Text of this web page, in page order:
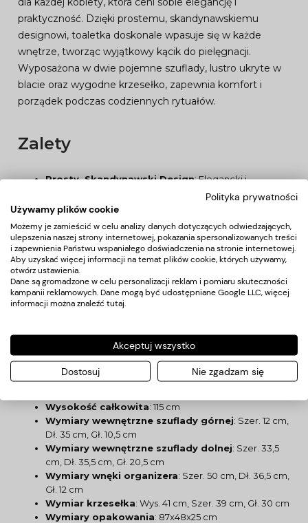
praktyczność. Dzięki prostemu, skandynawskiemu
designowi, toaletka doskonale wpasuje się w każde
wnętrze, tworząc wyjątkowy kącik do pielęgnacji.
Wyposażona w dwie pojemne szuflady, lustro ukryte w
blacie oraz wygodne krzesełko, zapewnia komfort i
porządek podczas codziennych rytuałów.
Zalety
Prosty, Skandynawski Design: Elegancki i
Funkcjonalność
Komfort: Duże lustro i wygodne krzesełko sprawiają,
że codzienna pielęgnacja jest prawdziwą
przyjemnością.
Parametry Techniczne
Szerokość blatu: 80,5 cm
Głębokość blatu: 40 cm
Wysokość blatu górnego: 75 cm
Wysokość blatu dolnego: 60 cm
Wysokość całkowita: 115 cm
Wymiary wewnętrzne szuflady górnej: Szer. 12 cm,
Dł. 35 cm, Gł. 10,5 cm
Wymiary wewnętrzne szuflady dolnej: Szer. 33,5
cm, Dł. 35,5 cm, Gł. 20,5 cm
Wymiary wnęki organizera: Szer. 50 cm, Dł. 36,5 cm,
Gł. 12 cm
Wymiar krzesełka: Wys. 41 cm, Szer. 39 cm, Gł. 30 cm
Wymiary opakowania: 87x48x25 cm
Polityka prywatności
Używamy plików cookie
Możemy je zamieścić w celu analizy danych dotyczących odwiedzających,
ulepszenia naszej strony internetowej, pokazania spersonalizowanych treści
i zapewnienia Państwu wspaniałego doświadczenia na stronie internetowej.
Aby uzyskać więcej informacji na temat plików cookie, których używamy,
otwórz ustawienia.
Dane są gromadzone w celu personalizacji reklam i pomiaru skuteczności
kampanii reklamowych. Dane mogą być udostępniane Google LLC, więcej
informacji można znaleźć tutaj
Akceptuj wszystko
Dostosuj Nie zgadzam się